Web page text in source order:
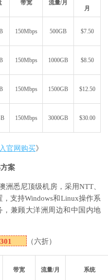
带宽 流量/月
月
150Mbps 500GB $7.50
150Mbps 1000GB $8.50
150Mbps 1500GB $12.50
150Mbps 3000GB $30.00
官网购买》
案
洲悉尼顶级机房，采用NTT、
支持Windows和Linux操作系
兼顾大洋洲周边和中国内地
（六折）
带宽 流量/月 系统